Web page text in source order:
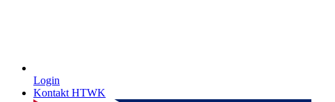
Login
Kontakt HTWK